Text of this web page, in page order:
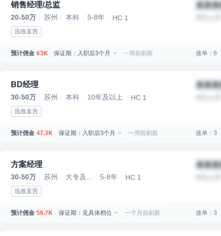
销售经理/总监
20-50万 苏州 本科 5-8年 HC 1
迅致直营
某某
预计佣金 63K 保证期：入职后3个月 一周前刷新 接单：6
BD经理
30-50万 苏州 本科 10年及以上 HC 1
迅致直营
某某
预计佣金 47.3K 保证期：入职后3个月 一周前刷新 接单：3
方案经理
30-50万 苏州 大专及... 5-8年 HC 1
迅致直营
某某
预计佣金 56.7K 保证期：见具体档位 一个月前刷新 接单：3